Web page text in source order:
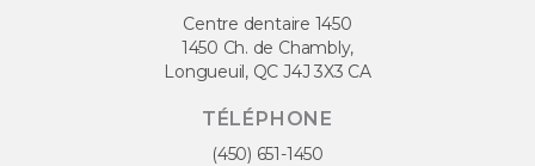
Centre dentaire 1450
1450 Ch. de Chambly
Longueuil QC J4J 3X3 CA
TÉLÉPHONE
(450) 651-1450